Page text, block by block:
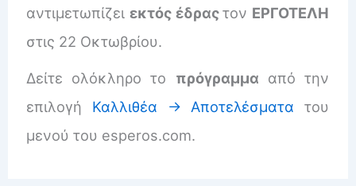
αντιμετωπίζει εκτός έδραςτον ΕΡΓΟΤΕΛΗ
στις 22 Οκτωβρίου.
Δείτε ολόκληρο το πρόγραμμα από την
επιλογή Καλλιθέα -> Αποτελέσματα του
μενού του esperos.com.